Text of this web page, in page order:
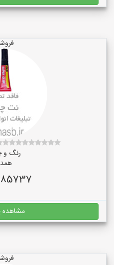
رنگ
مشاهده